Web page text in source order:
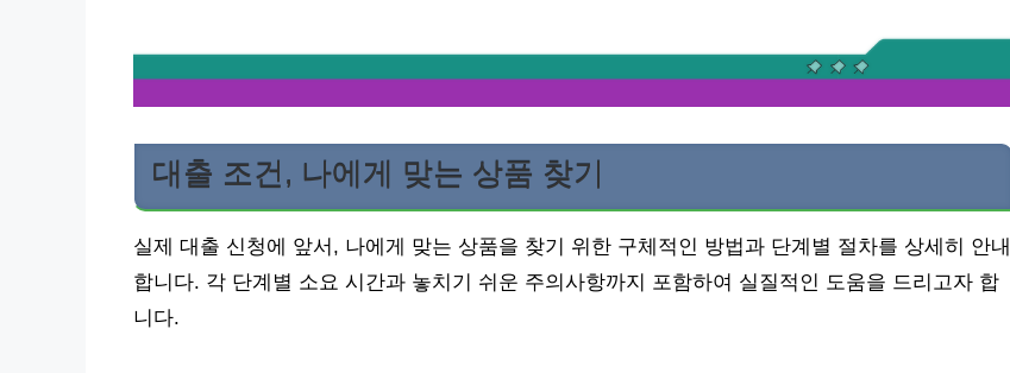
대출 조건, 나에게 맞는 상품 찾기
실제 대출 신청에 앞서, 나에게 맞는 상품을 찾기 위한 구체적인 방법과 단계별 절차를 상세히 안내
합니다. 각 단계별 소요 시간과 놓치기 쉬운 주의사항까지 포함하여 실질적인 도움을 드리고자 합
니다.